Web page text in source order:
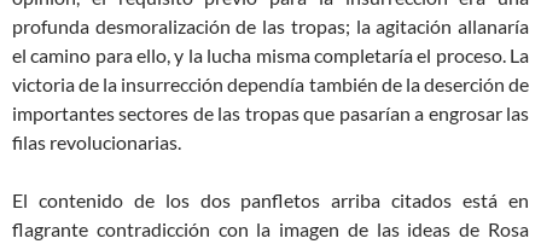
profunda desmoralización de las tropas; la agitación allanaría
el camino para ello, y la lucha misma completaría el proceso. La
victoria de la insurrección dependía también de la deserción de
importantes sectores de las tropas que pasarían a engrosar las
filas revolucionarias.
El contenido de los dos panfletos arriba citados está en
flagrante contradicción con la imagen de las ideas de Rosa